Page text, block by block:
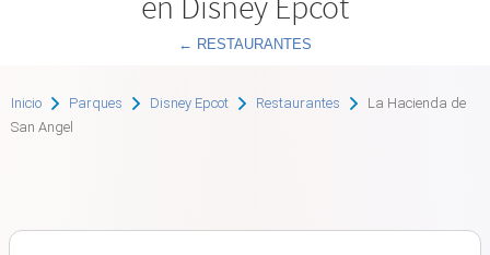
← RESTAURANTES
Inicio Parques Disney Epcot Restaurantes
La Hacienda de
San Angel